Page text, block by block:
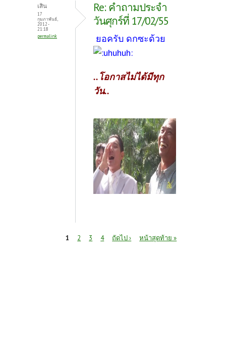
เสิน
17
กุมภาพันธ์,
2012 -
21:18
permalink
Re: คำถามประจำ
วันศุกร์ที่ 17/02/55
ยอครับ ดกซะด้วย
..โอกาสไม่ได้มีทุก
วัน..
1 2 3 4 ถัดไป › หน้าสุดท้าย »